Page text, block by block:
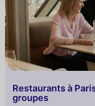
Restaurants à
groupes